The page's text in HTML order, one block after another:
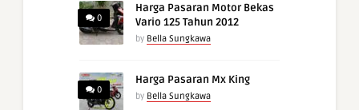
0
Harga Pasaran Motor Bekas
Vario 125 Tahun 2012
by Bella Sungkawa
0
Harga Pasaran Mx King
by Bella Sungkawa